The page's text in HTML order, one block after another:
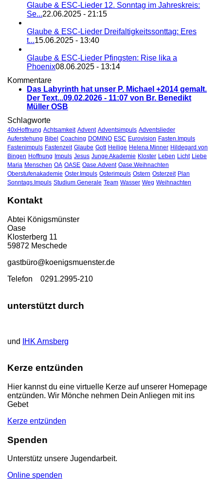
Glaube & ESC-Lieder 12. Sonntag im Jahreskreis:
Se...22.06.2025 - 21:15
Glaube & ESC-Lieder Dreifaltigkeitssonttag: Eres
t...15.06.2025 - 13:40
Glaube & ESC-Lieder Pfingsten: Rise lika a
Phoenix08.06.2025 - 13:14
Kommentare
Das Labyrinth hat unser P. Michael +2014 gemalt.
Der Text...09.02.2026 - 11:07 von Br. Benedikt
Müller OSB
Schlagworte
40xHoffnung Achtsamkeit Advent Adventsimpuls Adventslieder
Auferstehung Bibel Coaching DOMINO ESC Eurovision Fasten.Impuls
Fastenimpuls Fastenzeit Glaube Gott Heilige Helena Minner Hildegard von
Bingen Hoffnung Impuls Jesus Junge Akademie Kloster Leben Licht Liebe
Maria Menschen OA OASE Oase.Advent Oase.Weihnachten
Oberstufenakademie Oster.Impuls Osterimpuls Ostern Osterzeit Plan
Sonntags.Impuls Studium Generale Team Wasser Weg Weihnachten
Kontakt
Abtei Königsmünster
Oase
Klosterberg 11
59872 Meschede
gastbüro@koenigsmuenster.de
Telefon 0291.2995-210
unterstützt durch
und IHK Arnsberg
Kerze entzünden
Hier kannst du eine virtuelle Kerze auf unserer Homepage
entzünden. Wir Mönche nehmen Dein Anliegen mit ins
Gebet
Kerze entzünden
Spenden
Unterstütz unsere Jugendarbeit.
Online spenden